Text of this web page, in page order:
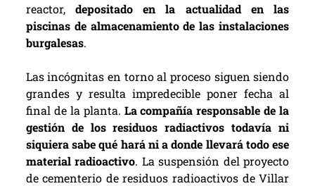
reactor,depositado en la actualidad en las
piscinas de almacenamiento de las instalaciones
burgalesas.
Las incógnitas en torno al proceso siguen siendo
grandes y resulta impredecible poner fecha al
final de la planta. La compañía responsable de la
gestión de los residuos radiactivos todavía ni
siquierasabe qué hará ni a donde llevará todo ese
material radioactivo. La suspensión del proyecto
de cementerio de residuos radioactivos de Villar